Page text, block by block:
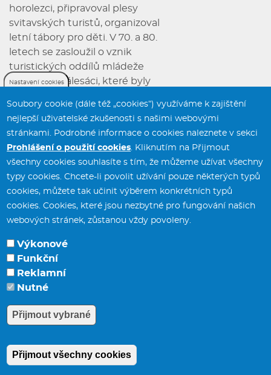
horolezci, připravoval plesy
svitavských turistů, organizoval
letní tábory pro děti. V 70. a 80.
letech se zasloužil o vznik
turistických oddílů mládeže
Zelenáči a Zálesáci, které byly
dominantní pionýrské organizaci.
Vilém Stich byl také členem
zastupitelstva ve Svitavách. V
roce 2013 získal cenu klubu
Laurus a v roce 2016 Cenu města
Svitavy.
(*1957, Svitavy)
Hudebník, herec, skladatel,
frontman skupiny Čechomor
František Černý je hudebníkem-
samoukem, již v 15 letech hrál v
působil v několika svitavských
Nastavení cookies
Soubory cookie (dále též „cookies“) využíváme k zajištění
nejlepší uživatelské zkušenosti s našimi webovými
stránkami. Podrobné informace o cookies naleznete v sekci
Prohlášení o použití cookies. Kliknutím na Přijmout
všechny cookies souhlasíte s tím, že můžeme užívat všechny
typy cookies. Chcete-li povolit užívání pouze některých typů
cookies, můžete tak učinit výběrem konkrétních typů
cookies. Cookies, které jsou nezbytné pro fungování našich
webových stránek, zůstanou vždy povoleny.
Výkonové
Funkční
Reklamní
Nutné
Přijmout vybrané
Přijmout všechny cookies